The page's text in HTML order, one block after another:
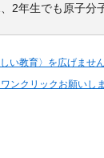
2年生でも原子分
い教育〉を広げま
ンクリックお願いし